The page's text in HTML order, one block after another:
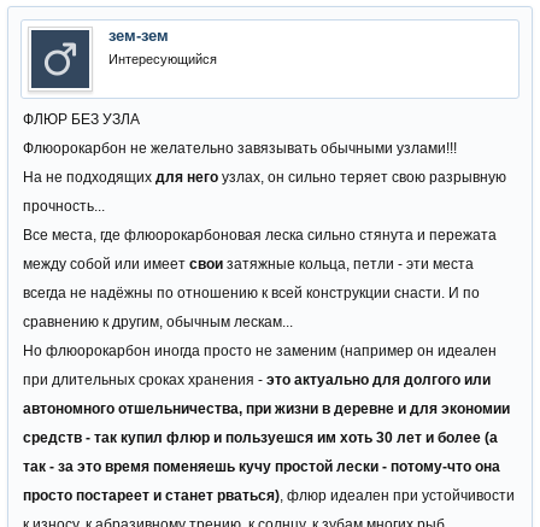
зем-зем
Интересующийся
ФЛЮР БЕЗ УЗЛА
Флюорокарбон не желательно завязывать обычными узлами!!!
На не подходящих для него узлах, он сильно теряет свою разрывную
прочность...
Все места, где флюорокарбоновая леска сильно стянута и пережата
между собой или имеет свои затяжные кольца, петли - эти места
всегда не надёжны по отношению к всей конструкции снасти. И по
сравнению к другим, обычным лескам...
Но флюорокарбон иногда просто не заменим (например он идеален
при длительных сроках хранения - это актуально для долгого или
автономного отшельничества, при жизни в деревне и для экономии
средств - так купил флюр и пользуешся им хоть 30 лет и более (а
так - за это время поменяешь кучу простой лески - потому-что она
просто постареет и станет рваться), флюр идеален при устойчивости